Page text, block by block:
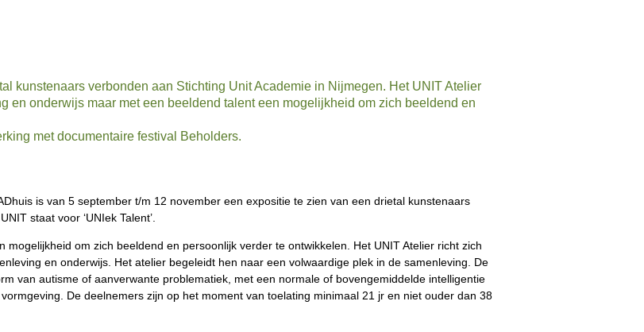
kunstenaars verbonden aan Stichting Unit Academie in Nijmegen. Het UNIT Atelier
en onderwijs maar met een beeldend talent een mogelijkheid om zich beeldend en
met documentaire festival Beholders.
is van 5 september t/m 12 november een expositie te zien van een drietal kunstenaars
. UNIT staat voor ‘UNIek Talent’.
om zich beeldend en persoonlijk verder te ontwikkelen. Het UNIT Atelier richt zich
en onderwijs. Het atelier begeleidt hen naar een volwaardige plek in de samenleving. De
van autisme of aanverwante problematiek, met een normale of bovengemiddelde intelligentie
De deelnemers zijn op het moment van toelating minimaal 21 jr en niet ouder dan 38